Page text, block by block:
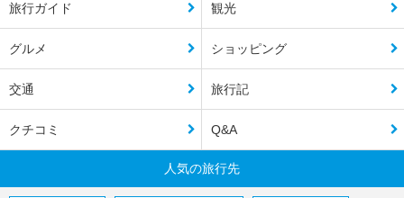
旅行ガイド 観光
グルメ ショッピング
交通 旅行記
クチコミ Q&A
人気の旅行先